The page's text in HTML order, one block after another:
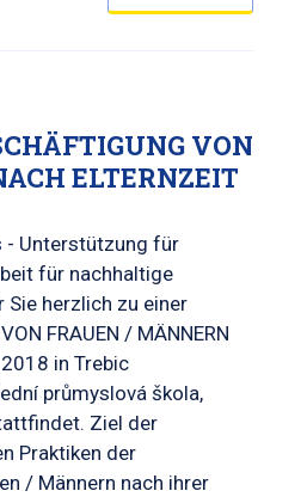
VON
ELTERNZEIT
- Unterstützung für
für nachhaltige
herzlich zu einer
FRAUEN / MÄNNERN
2018 in Trebic
průmyslová škola,
Ziel der
Praktiken der
/ Männern nach ihrer